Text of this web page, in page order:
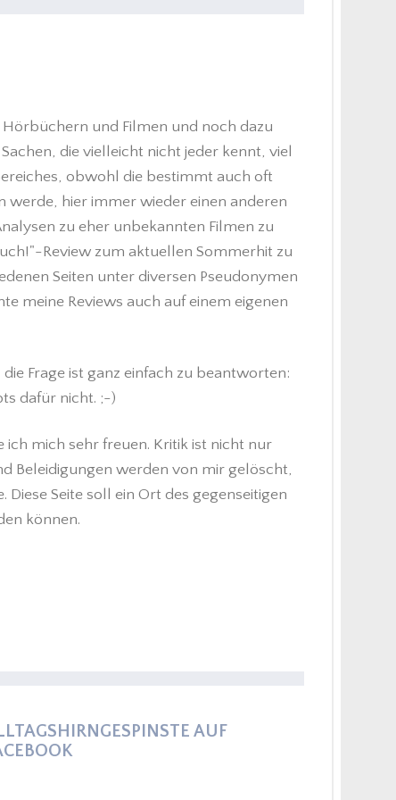
und Filmen und noch dazu
die vielleicht nicht jeder kennt, viel
obwohl die bestimmt auch oft
hier immer wieder einen anderen
zu eher unbekannten Filmen zu
Review zum aktuellen Sommerhit zu
Seiten unter diversen Pseudonymen
meine Reviews auch auf einem eigenen
Frage ist ganz einfach zu beantworten:
dafür nicht. ;-)
mich sehr freuen. Kritik ist nicht nur
Beleidigungen werden von mir gelöscht,
Seite soll ein Ort des gegenseitigen
können.
AUF